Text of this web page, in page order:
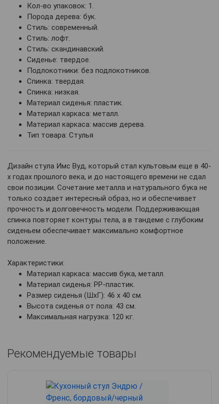
Кол-во упаковок: 1.
Порода дерева: бук.
Стиль: современный.
Стиль: лофт.
Стиль: скандинавский.
Сиденье: твердое.
Подлокотники: без подлокотников.
Спинка: твердая.
Спинка: низкая.
Материал сиденья: пластик.
Материал каркаса: металл.
Материал каркаса: массив дерева.
Тип товара: Стулья
Дизайн стула Имс Вуд, который стал культовым еще в 40-
х годах прошлого века, и до настоящего времени не сдал
свои позиции. Сочетание металла и натурального бука не
только создает интересный образ, но и обеспечивает
прочность и долговечность модели. Поддерживающая
спинка повторяет контуры тела, а в тандеме с глубоким
сиденьем обеспечивает максимально комфортное
положение.
Характеристики:
Материал каркаса: массив бука, металл.
Материал сиденья: PP-пластик.
Размер сиденья (ШхГ): 46 х 40 см.
Высота сиденья от пола: 43 см.
Максимальная нагрузка: 120 кг.
Рекомендуемые товары